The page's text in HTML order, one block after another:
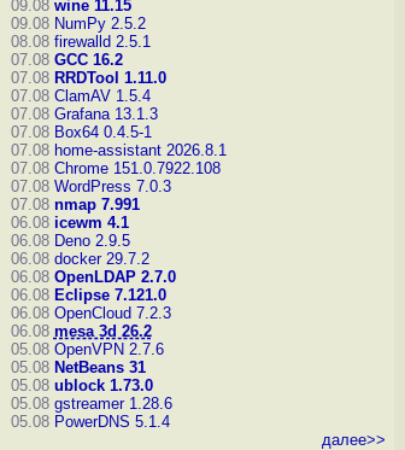
09.08 wine 11.15
09.08 NumPy 2.5.2
08.08 firewalld 2.5.1
07.08 GCC 16.2
07.08 RRDTool 1.11.0
07.08 ClamAV 1.5.4
07.08 Grafana 13.1.3
07.08 Box64 0.4.5-1
07.08 home-assistant 2026.8.1
07.08 Chrome 151.0.7922.108
07.08 WordPress 7.0.3
07.08 nmap 7.991
06.08 icewm 4.1
06.08 Deno 2.9.5
06.08 docker 29.7.2
06.08 OpenLDAP 2.7.0
06.08 Eclipse 7.121.0
06.08 OpenCloud 7.2.3
06.08 mesa 3d 26.2
05.08 OpenVPN 2.7.6
05.08 NetBeans 31
05.08 ublock 1.73.0
05.08 gstreamer 1.28.6
05.08 PowerDNS 5.1.4
далее>>